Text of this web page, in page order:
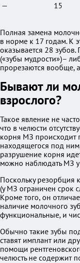
— 15
Полная замена
в норме к 17 годам. К
оказывается 28
(«зубы мудрости»)–
прорезаются вообще,
Бывают ли
взрослого?
Такое явление не
что в челюсти
корня МЗ происходит
находящегося под
разрушение корня
можно наблюдать МЗ у
Поскольку резорбция
(у МЗ ограничен срок
Кроме того, он
наличие молочного
функциональные, и
Обычно такие зубы
ставят имплант или
помощи
челюсть не содержит